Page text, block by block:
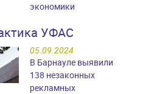
экономики
УФАС
05.09.2024
В Барнауле выявили
138 незаконных
рекламных